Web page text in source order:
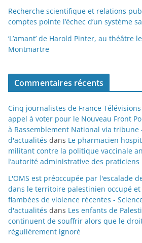
Recherche scientifique et relations
comptes pointe l’échec d’un système
‘L’amant’ de Harold Pinter, au théâtre
Montmartre
Commentaires récents
Cinq journalistes de France
appel à voter pour le Nouveau Front
à Rassemblement National via tribune
d'actualités dans Le pharmacien
militant contre la politique vaccinale
l’autorité administrative des
L'OMS est préoccupée par l'escalade
dans le territoire palestinien occupé
flambées de violence récentes -
d'actualités dans Les enfants de
continuent de souffrir alors que le
régulièrement ignoré